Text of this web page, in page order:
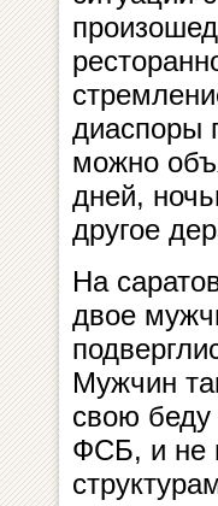
диаспоры
можно
дней,
дру­гое
На
двое
Мужчин
свою
ФСБ, и не